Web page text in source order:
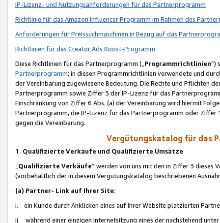
IP-Lizenz- und Nutzungsanforderungen für das Partnerprogramm
Richtlinie für das Amazon Influencer Programm im Rahmen des
Anforderungen für Preissuchmaschinen in Bezug auf das
Richtlinien für das Creator Ads Boost-Programm
Diese Richtlinien für das Partnerprogramm („Programmrichtlinien“)
Partnerprogramm; in diesen Programmrichtlinien verwendete und
der Vereinbarung zugewiesene Bedeutung. Die Rechte und Pflichten
Partnerprogramm sowie Ziffer 3 der IP-Lizenz für das
Einschränkung von Ziffer 6 Abs. (a) der Vereinbarung wird hiermit
Partnerprogramm, die IP-Lizenz für das Partnerprogramm oder
gegen die Vereinbarung.
Vergütungskatalog für das
1. Qualifizierte Verkäufe und Qualifizierte Umsätze
Qualifizierte Verkäufe“ werden von uns mit den in Ziffer 3
(vorbehaltlich der in diesem Vergütungskatalog beschriebenen
(a) Partner- Link auf Ihrer Site:
i. ein Kunde durch Anklicken eines auf Ihrer Website platzierten
ii. während einer einzigen Internetsitzung eines der nachstehend